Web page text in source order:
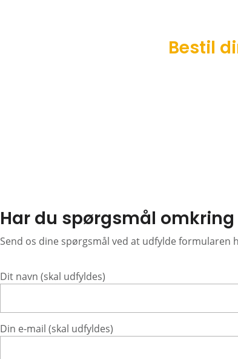
Bestil
Har du spørgsmål
Send os dine spørgsmål ved at udfylde formularen
Dit navn (skal udfyldes)
Din e-mail (skal udfyldes)